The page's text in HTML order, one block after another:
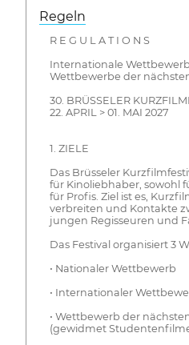
Regeln
R E G U L A T I O N S
Internationale
Wettbewerbe der
30. BRÜSSELER
22. APRIL > 01. MAI 2027
1. ZIELE
Das Brüsseler
für Kinoliebhaber, sowohl
für Profis. Ziel ist es,
verbreiten und Kontakte
jungen Regisseuren und
Das Festival organisiert 3
• Nationaler Wettbewerb
• Internationaler
• Wettbewerb der
(gewidmet